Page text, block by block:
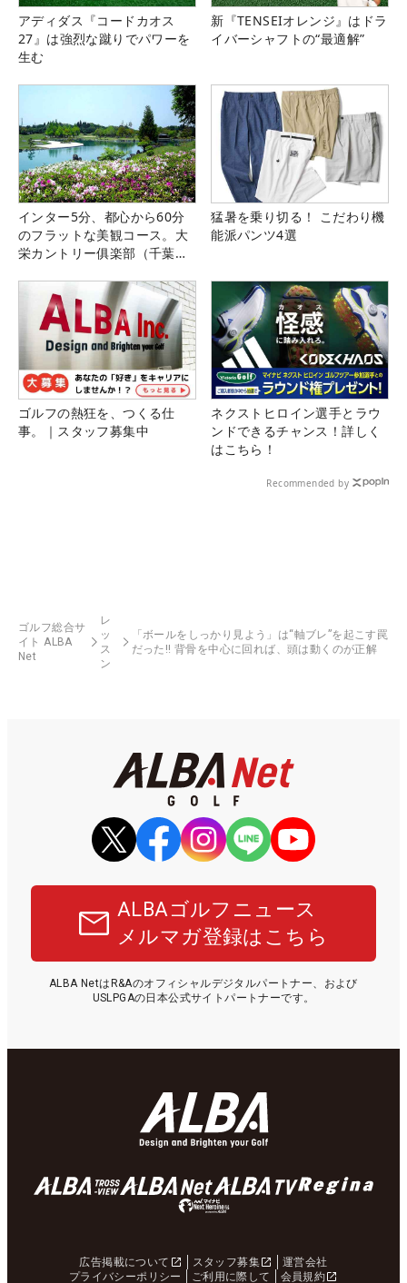
アディダス『コードカオス
27』は強烈な蹴りでパワーを
生む
新『TENSEIオレンジ』はドラ
イバーシャフトの“最適解”
インター5分、都心から60分
のフラットな美観コース。大
栄カントリー俱楽部（千葉
猛暑を乗り切る！ こだわり機
能派パンツ4選
ゴルフの熱狂を、つくる仕
事。｜スタッフ募集中
ネクストヒロイン選手とラウ
ンドできるチャンス！詳しく
はこちら！
Recommended by
ゴルフ総合サ
イト ALBA
Net
レ
ッ
ス
ン
「ボールをしっかり見よう」は“軸ブレ”を起こす罠
だった!! 背骨を中心に回れば、頭は動くのが正解
ALBAゴルフニュース
メルマガ登録はこちら
ALBA NetはR&Aのオフィシャルデジタルパートナー、および
USLPGAの日本公式サイトパートナーです。
広告掲載について スタッフ募集
運営会社
プライバシーポリシー
ご利用に際して 会員規約